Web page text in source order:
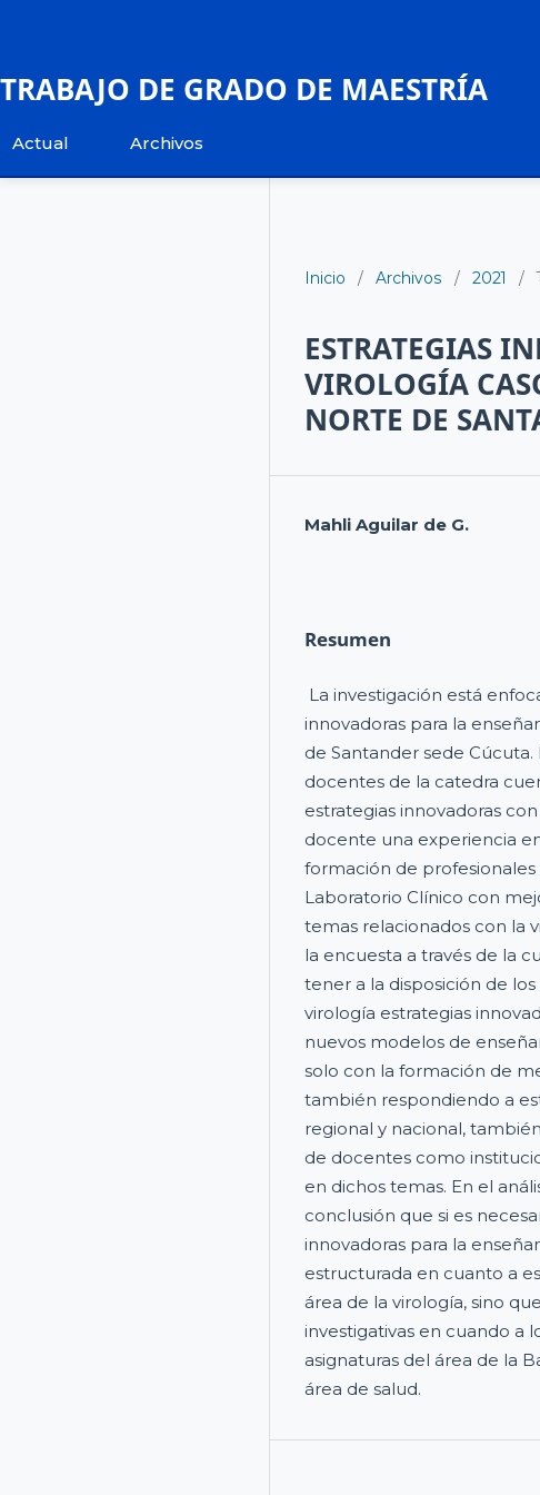
TRABAJO DE GRADO DE MAESTRÍA
Actual Archivos
Inicio / Archivos / 2021 /
ESTRATEGIAS
VIROLOGÍA
NORTE DE
Mahli Aguilar de G.
Resumen
La investigación está
innovadoras para la
de Santander sede
docentes de la catedra
estrategias innovadoras
docente una experiencia
formación de
Laboratorio Clínico con
temas relacionados con la
la encuesta a través de la
tener a la disposición de
virología estrategias
nuevos modelos de
solo con la formación de
también respondiendo a
regional y nacional,
de docentes como
en dichos temas. En el
conclusión que si es
innovadoras para la
estructurada en cuanto a
área de la virología, sino
investigativas en cuando a
asignaturas del área de la
área de salud.